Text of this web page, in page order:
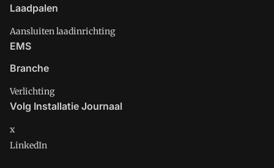
Laadpalen
Aansluiten laadinrichting
EMS
Branche
Verlichting
Volg Installatie Journaal
x
LinkedIn